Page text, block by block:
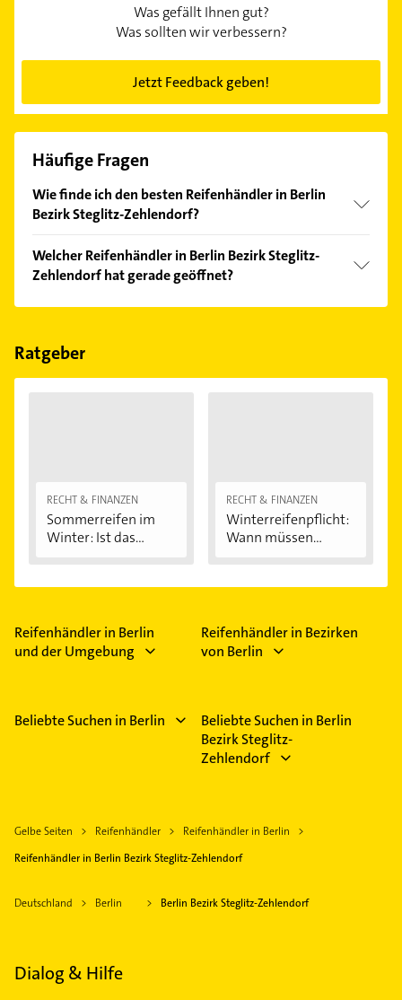
Was gefällt Ihnen gut?
Was sollten wir verbessern?
Jetzt Feedback geben!
Häufige Fragen
Wie finde ich den besten Reifenhändler in Berlin
Bezirk Steglitz-Zehlendorf?
Kundenmeinungen und profitieren Sie von den
Empfehlungen. Die Suchergebnisse können Sie sich
einfach nachBewertungensortiert anzeigen lassen.
Welcher Reifenhändler in Berlin Bezirk Steglitz-
Zehlendorf hat gerade geöffnet?
Im Anbieter-Bereich finden Sie alleÖffnungszeiten.
Feiertagen abweichen können.
Ratgeber
RECHT & FINANZEN
Sommerreifen im
Winter: Ist das...
RECHT & FINANZEN
Winterreifenpflicht:
Wann müssen...
Reifenhändler in Berlin
und der Umgebung
Reifenhändler in Bezirken
von Berlin
Beliebte Suchen in Berlin
Beliebte Suchen in Berlin
Bezirk Steglitz-
Zehlendorf
Gelbe Seiten Reifenhändler
Reifenhändler in Berlin
Reifenhändler in Berlin Bezirk Steglitz-Zehlendorf
Deutschland Berlin Berlin Bezirk Steglitz-Zehlendorf
Dialog & Hilfe